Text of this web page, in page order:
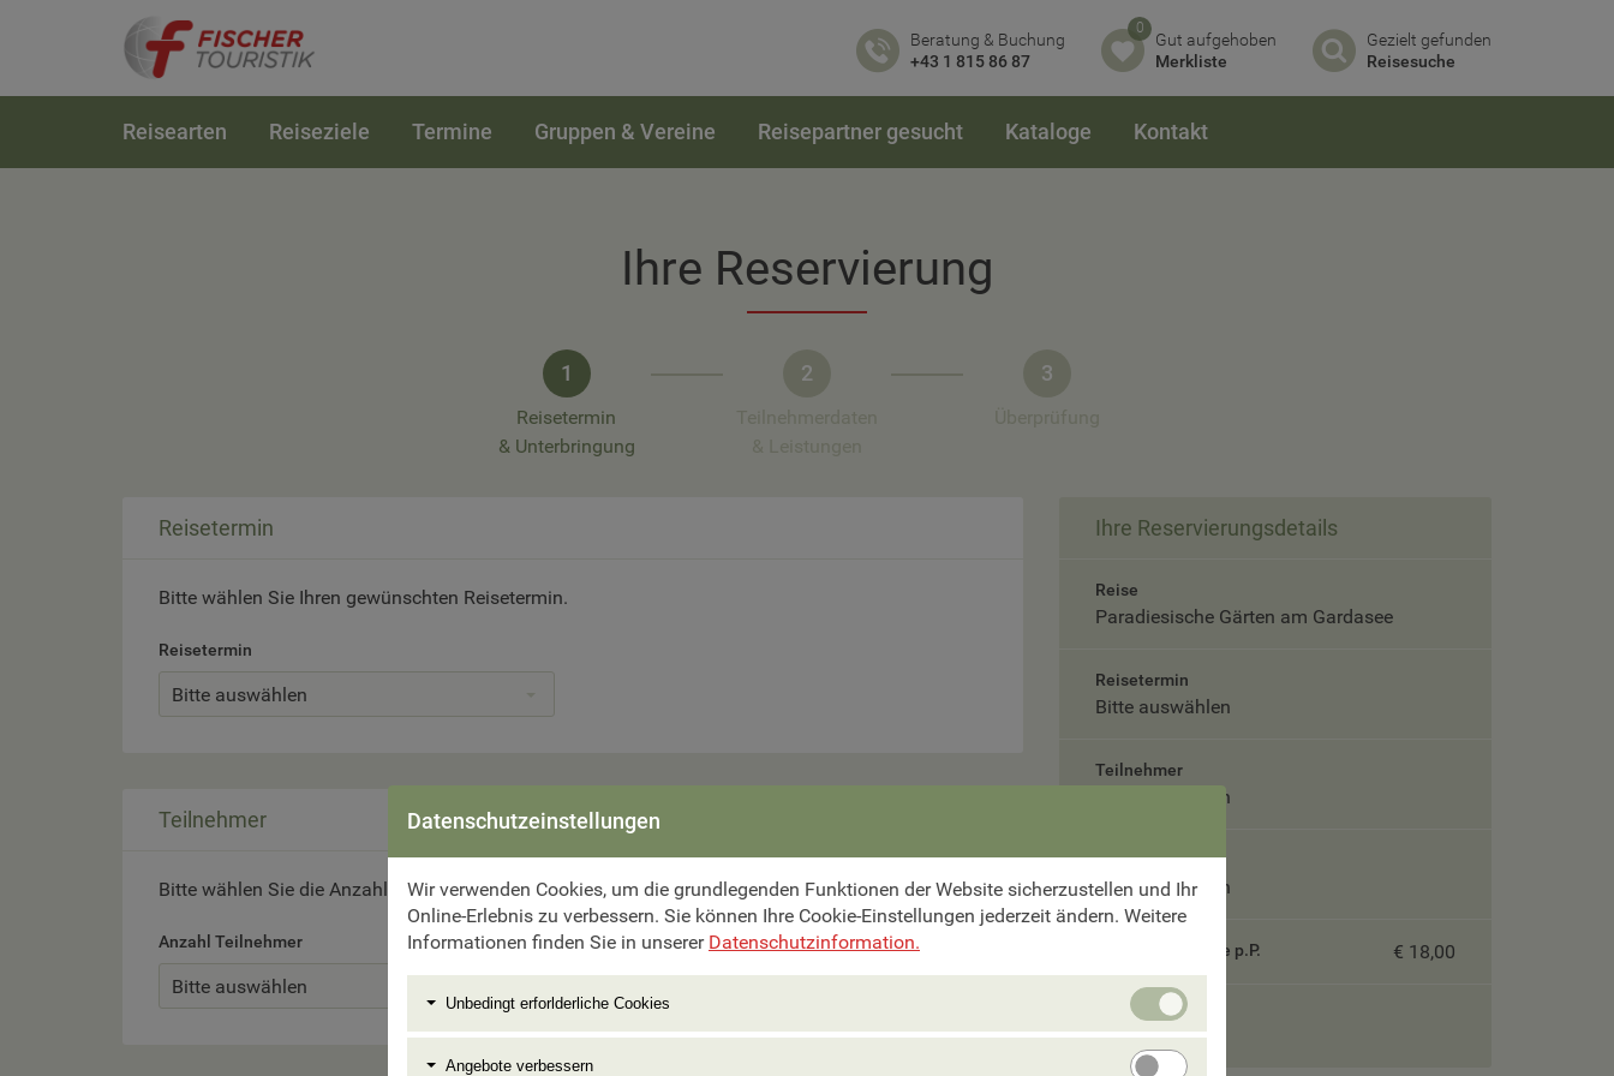
Beratung & Buchung
+43 1 815 86 87
0
Gut aufgehoben
Merkliste
Gezielt gefunden
Reisesuche
Reisearten Reiseziele Termine Gruppen & Vereine Reisepartner gesucht Kataloge Kontakt
Ihre Reservierung
1
Reisetermin
& Unterbringung
2 3
Reisetermin
Bitte wählen Sie Ihren gewünschten Reisetermin.
Reisetermin
Bitte auswählen
Teilnehmer
Bitte wählen Sie die Anzahl der Reiseteilnehmer aus.
Anzahl Teilnehmer
Bitte auswählen
Ihre Reservierungsdetails
Reise
Paradiesische Gärten am Gardasee
Reisetermin
Bitte auswählen
Teilnehmer
Bitte auswählen
Unterbringung
Bitte auswählen
Servicepauschale p.P. € 18,00
Gesamtpreis
Datenschutzeinstellungen
Wir verwenden Cookies, um die grundlegenden Funktionen der Website sicherzustellen und Ihr
Online-Erlebnis zu verbessern. Sie können Ihre Cookie-Einstellungen jederzeit ändern. Weitere
Informationen finden Sie in unserer Datenschutzinformation.
Unbedingt erforlderliche Cookies
Cookies
Angebote verbessern